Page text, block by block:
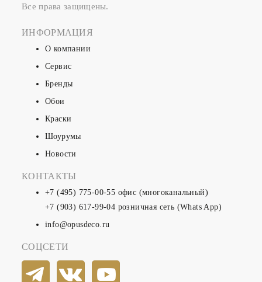
Все права защищены.
ИНФОРМАЦИЯ
О компании
Сервис
Бренды
Обои
Краски
Шоурумы
Новости
КОНТАКТЫ
+7 (495) 775-00-55 офис (многоканальный)
+7 (903) 617-99-04 розничная сеть (Whats App)
info@opusdeco.ru
СОЦСЕТИ